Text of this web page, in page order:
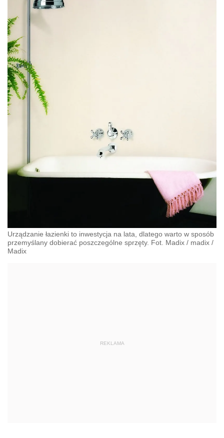
Urządzanie łazienki to inwestycja na lata, dlatego warto w sposób
przemyślany dobierać poszczególne sprzęty. Fot. Madix / madix /
Madix